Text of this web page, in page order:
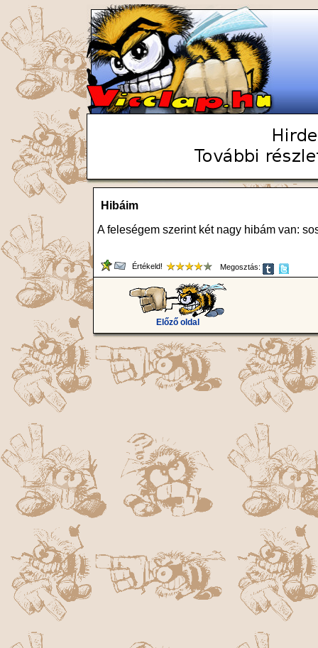
Hibáim
A feleségem szerint két nagy hibám van:
Értékeld! Megosztás:
Előző oldal